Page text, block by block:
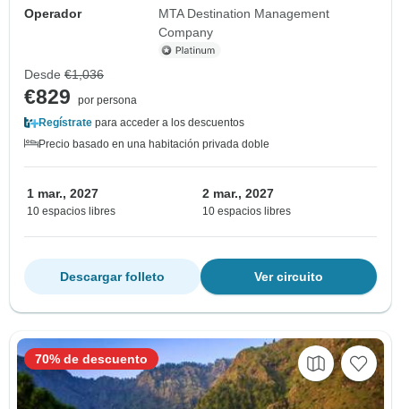
Operador
MTA Destination Management
Company
Desde €1,036
€829
por persona
Regístrate para acceder a los descuentos
Precio basado en una habitación privada doble
1 mar., 2027
10 espacios libres
2 mar., 2027
10 espacios libres
Ver circuito
Descargar folleto
70% de descuento